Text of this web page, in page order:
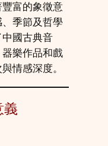
富的象徵意
季節及哲學
國古典音
樂作品和戲
情感深度。
義